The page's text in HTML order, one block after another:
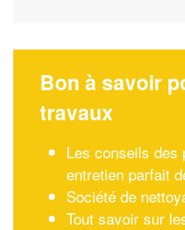
Bon à savoir
travaux
Les conseils des
entretien parfait
Société de
Tout savoir sur